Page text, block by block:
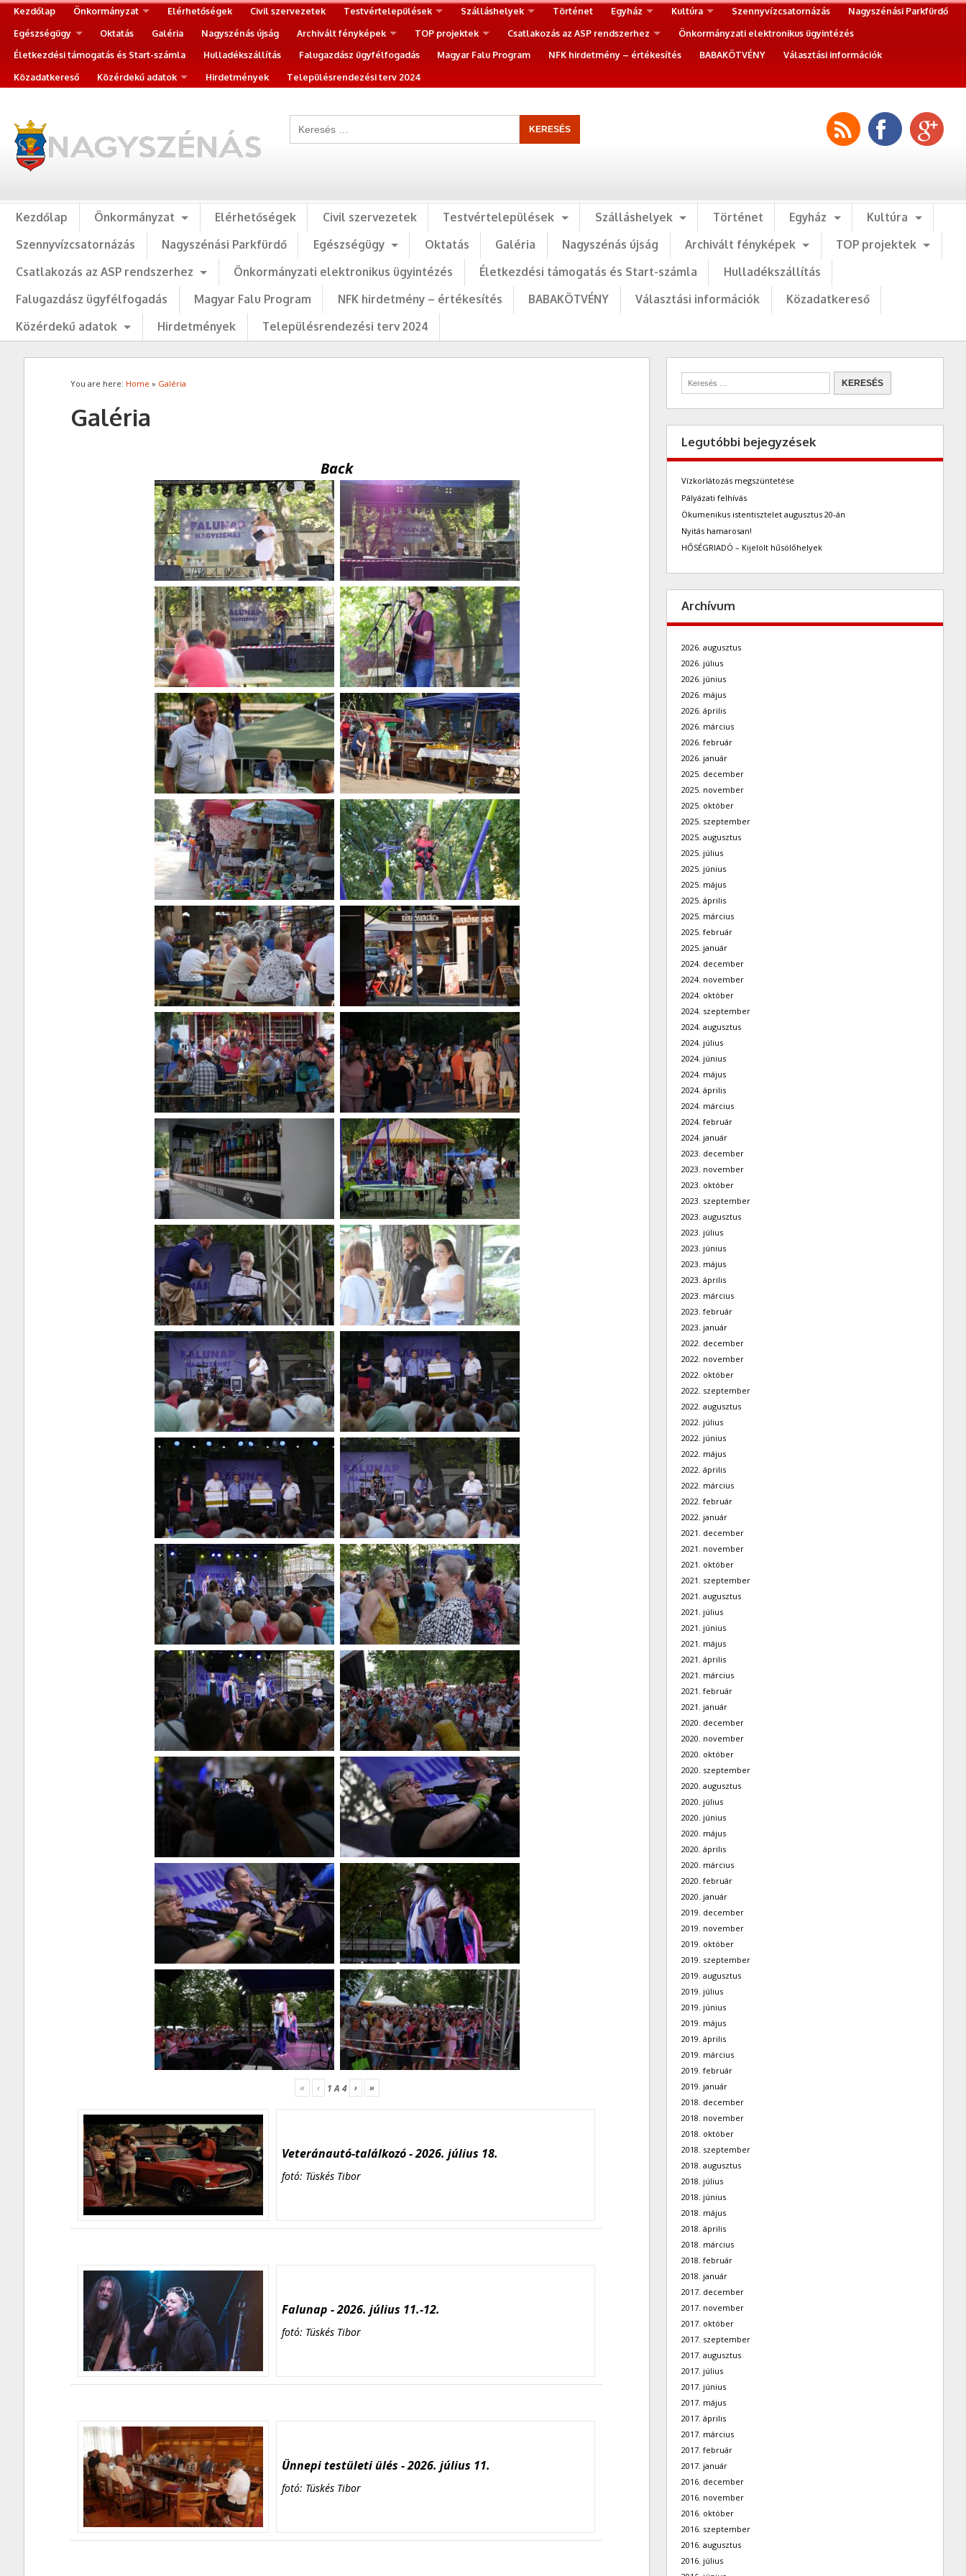
Kezdőlap Önkormányzat Elérhetőségek Civil szervezetek Testvértelepülések Szálláshelyek Történet Egyház Kultúra Szennyvízcsatornázás
Nagyszénási Parkfürdő
Egészségügy
Oktatás Galéria Nagyszénás újság Archivált fényképek TOP projektek Csatlakozás az ASP rendszerhez
Önkormányzati elektronikus ügyintézés
Életkezdési támogatás és Start-számla
Hulladékszállítás Falugazdász ügyfélfogadás Magyar Falu Program NFK hirdetmény – értékesítés BABAKÖTVÉNY
Választási információk
Közadatkereső
Közérdekű adatok Hirdetmények Településrendezési terv 2024
Kezdőlap Önkormányzat Elérhetőségek Civil szervezetek Testvértelepülések Szálláshelyek Történet Egyház
Kultúra
Szennyvízcsatornázás
Nagyszénási Parkfürdő Egészségügy Oktatás Galéria Nagyszénás újság Archivált fényképek
TOP projektek
Csatlakozás az ASP rendszerhez
Önkormányzati elektronikus ügyintézés Életkezdési támogatás és Start-számla
Hulladékszállítás
Falugazdász ügyfélfogadás
Magyar Falu Program NFK hirdetmény – értékesítés BABAKÖTVÉNY Választási információk
Közadatkereső
Közérdekű adatok
Hirdetmények Településrendezési terv 2024
You are here: Home » Galéria
Galéria
Back
« ‹ 1A 4 › »
Veteránautó-találkozó - 2026. július 18.
fotó: Tüskés Tibor
Falunap - 2026. július 11.-12.
fotó: Tüskés Tibor
Ünnepi testületi ülés - 2026. július 11.
fotó: Tüskés Tibor
Legutóbbi bejegyzések
Vízkorlátozás megszüntetése
Pályázati felhívás
Ökumenikus istentisztelet augusztus 20-án
Nyitás hamarosan!
HŐSÉGRIADÓ – Kijelölt hűsölőhelyek
Archívum
2026. augusztus
2026. július
2026. június
2026. május
2026. április
2026. március
2026. február
2026. január
2025. december
2025. november
2025. október
2025. szeptember
2025. augusztus
2025. július
2025. június
2025. május
2025. április
2025. március
2025. február
2025. január
2024. december
2024. november
2024. október
2024. szeptember
2024. augusztus
2024. július
2024. június
2024. május
2024. április
2024. március
2024. február
2024. január
2023. december
2023. november
2023. október
2023. szeptember
2023. augusztus
2023. július
2023. június
2023. május
2023. április
2023. március
2023. február
2023. január
2022. december
2022. november
2022. október
2022. szeptember
2022. augusztus
2022. július
2022. június
2022. május
2022. április
2022. március
2022. február
2022. január
2021. december
2021. november
2021. október
2021. szeptember
2021. augusztus
2021. július
2021. június
2021. május
2021. április
2021. március
2021. február
2021. január
2020. december
2020. november
2020. október
2020. szeptember
2020. augusztus
2020. július
2020. június
2020. május
2020. április
2020. március
2020. február
2020. január
2019. december
2019. november
2019. október
2019. szeptember
2019. augusztus
2019. július
2019. június
2019. május
2019. április
2019. március
2019. február
2019. január
2018. december
2018. november
2018. október
2018. szeptember
2018. augusztus
2018. július
2018. június
2018. május
2018. április
2018. március
2018. február
2018. január
2017. december
2017. november
2017. október
2017. szeptember
2017. augusztus
2017. július
2017. június
2017. május
2017. április
2017. március
2017. február
2017. január
2016. december
2016. november
2016. október
2016. szeptember
2016. augusztus
2016. július